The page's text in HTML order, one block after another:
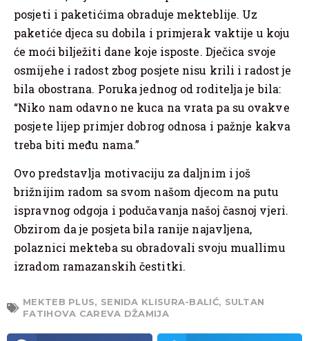
posjeti i paketićima obraduje mekteblije. Uz
paketiće djeca su dobila i primjerak vaktije u koju
će moći bilježiti dane koje isposte. Dječica svoje
osmijehe i radost zbog posjete nisu krili i radost je
bila obostrana. Poruka jednog od roditelja je bila:
“Niko nam odavno ne kuca na vrata pa su ovakve
posjete lijep primjer dobrog odnosa i pažnje kakva
treba biti među nama.”
Ovo predstavlja motivaciju za daljnim i još
brižnijim radom sa svom našom djecom na putu
ispravnog odgoja i podučavanja našoj časnoj vjeri.
Obzirom da je posjeta bila ranije najavljena,
polaznici mekteba su obradovali svoju muallimu
izradom ramazanskih čestitki.
MEKTEB PLUS, SENIDA KLISURA-BALIĆ, SULTAN
FATIHOVA CAREVA DŽAMIJA